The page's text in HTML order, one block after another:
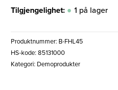
var:
1
er:
750 kr.
Tilgjengelighet: 1 på lager
Produktnummer: B-FHL45
HS-kode: 85131000
Kategori: Demoprodukter